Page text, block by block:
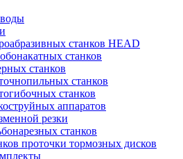
станков HEAD
станков
станков
станков
станков
аппаратов
резки
станков
проточки тормозных дисков